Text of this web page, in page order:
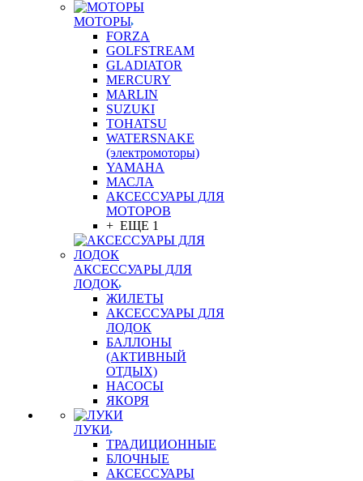
МОТОРЫ
FORZA
GOLFSTREAM
GLADIATOR
MERCURY
MARLIN
SUZUKI
TOHATSU
WATERSNAKE
(электромоторы)
YAMAHA
МАСЛА
АКСЕССУАРЫ ДЛЯ
МОТОРОВ
+ ЕЩЕ 1
АКСЕССУАРЫ ДЛЯ
ЛОДОК
ЖИЛЕТЫ
АКСЕССУАРЫ ДЛЯ
ЛОДОК
БАЛЛОНЫ
(АКТИВНЫЙ
ОТДЫХ)
НАСОСЫ
ЯКОРЯ
ЛУКИ
ТРАДИЦИОННЫЕ
БЛОЧНЫЕ
АКСЕССУАРЫ